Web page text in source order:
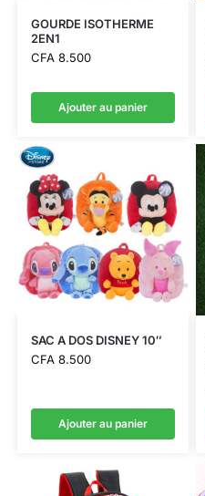
GOURDE ISOTHERME
2EN1
CFA8.500
Ajouter au panier
SAC A DOS DISNEY 10″
CFA8.500
Ajouter au panier